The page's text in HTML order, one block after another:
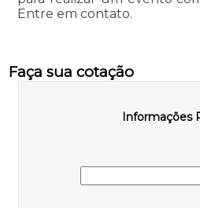
Entre em contato.
Faça sua cotação
Informações